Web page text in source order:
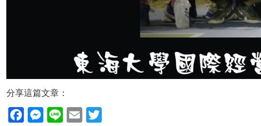
分享這篇文章：
Facebook
Messenger
LineEmail